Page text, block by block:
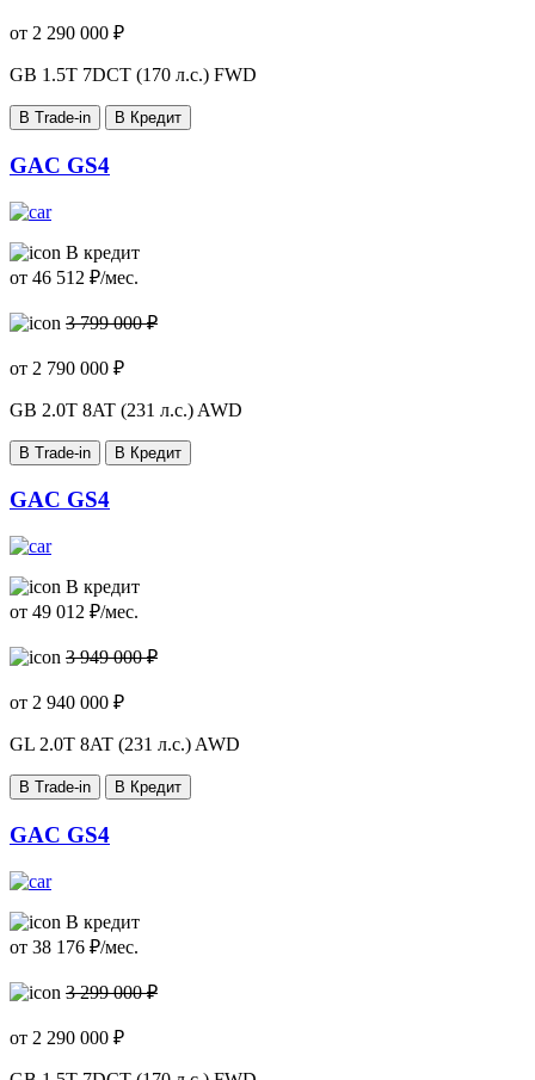
от 2 290 000 ₽
GB 1.5T 7DCT (170 л.с.) FWD
В Trade-in В Кредит
GAC GS4
В кредит
от 46 512 ₽/мес.
3 799 000 ₽
от 2 790 000 ₽
GB 2.0T 8AT (231 л.с.) AWD
В Trade-in В Кредит
GAC GS4
В кредит
от 49 012 ₽/мес.
3 949 000 ₽
от 2 940 000 ₽
GL 2.0T 8AT (231 л.с.) AWD
В Trade-in В Кредит
GAC GS4
В кредит
от 38 176 ₽/мес.
3 299 000 ₽
от 2 290 000 ₽